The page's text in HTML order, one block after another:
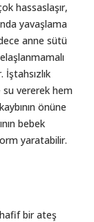
hassaslaşır,
yavaşlama
anne sütü
vererek hem
önüne
bebek
yaratabilir.
bir ateş